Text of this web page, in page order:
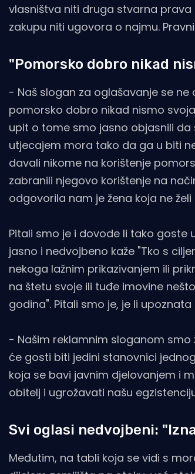
vlasništva niti druga stvarna
zakupu niti ugovora o najmu.
"Pomorsko dobro nikad
- Naš slogan za oglašavanje se
pomorsko dobro nikad nismo
upit o tome smo jasno objasnili da
utjecajem mora tako da ga u biti
davali nikome na korištenje
zabranili njegovo korištenje na
odgovorila nam je žena koja ne
Pitali smo je i dovode li tako goste
jasno i nedvojbeno kaže "Tko s
nekoga lažnim prikazivanjem ili
na štetu svoje ili tuđe imovine
godina". Pitali smo je, je li
- Našim reklamnim sloganom
će gosti biti jedini stanovnici
koja se bavi javnim djelovanjem i
obitelj i ugrožavati našu
Svi oglasi nedvojbeni:
Međutim, na tabli koja se vidi s